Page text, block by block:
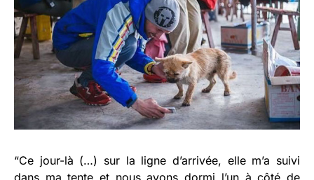
“Ce jour-là (…) sur la ligne d’arrivée, elle m’a suivi
dans ma tente et nous avons dormi l’un à côté de